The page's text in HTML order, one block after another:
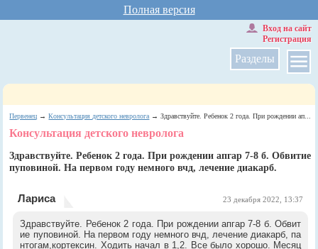
Полная версия
Разделы
Вход на сайт
Регистрация
Первенец →Консультация детского невролога → Здравствуйте. Ребенок 2 года. При рождении ап...
Консультация детского невролога
Здравствуйте. Ребенок 2 года. При рождении апгар 7-8 б. Обвитие
пуповиной. На первом году немного вчд, лечение диакарб.
Лариса 23 декабря 2022, 13:37
Здравствуйте. Ребенок 2 года. При рождении апгар 7-8 б. Обвит
ие пуповиной. На первом году немного вчд, лечение диакарб, па
нтогам,кортексин. Ходить начал в 1,2. Все было хорошо. Месяц